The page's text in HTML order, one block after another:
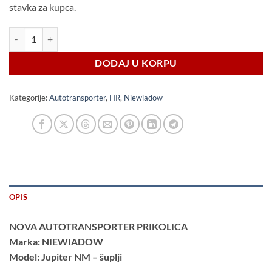
stavka za kupca.
DODAJ U KORPU
Kategorije:Autotransporter, HR, Niewiadow
OPIS
NOVA AUTOTRANSPORTER PRIKOLICA
Marka: NIEWIADOW
Model: Jupiter NM – šuplji